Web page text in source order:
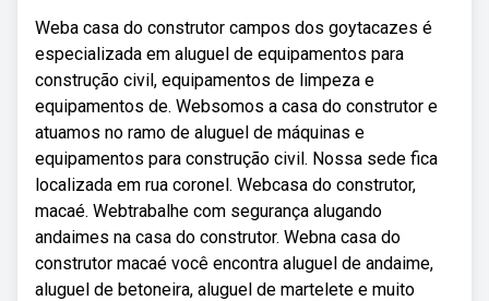
Weba casa do construtor campos dos goytacazes é
especializada em aluguel de equipamentos para
construção civil, equipamentos de limpeza e
equipamentos de. Websomos a casa do construtor e
atuamos no ramo de aluguel de máquinas e
equipamentos para construção civil. Nossa sede fica
localizada em rua coronel. Webcasa do construtor,
macaé. Webtrabalhe com segurança alugando
andaimes na casa do construtor. Webna casa do
construtor macaé você encontra aluguel de andaime,
aluguel de betoneira, aluguel de martelete e muito